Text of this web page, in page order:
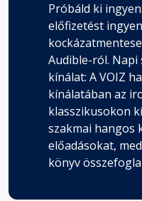
Próbáld ki
előfizetést
Audible-ról.
kínálat: A VOIZ
kínálatában az
klasszikusokon
szakmai hangos
előadásokat,
könyv